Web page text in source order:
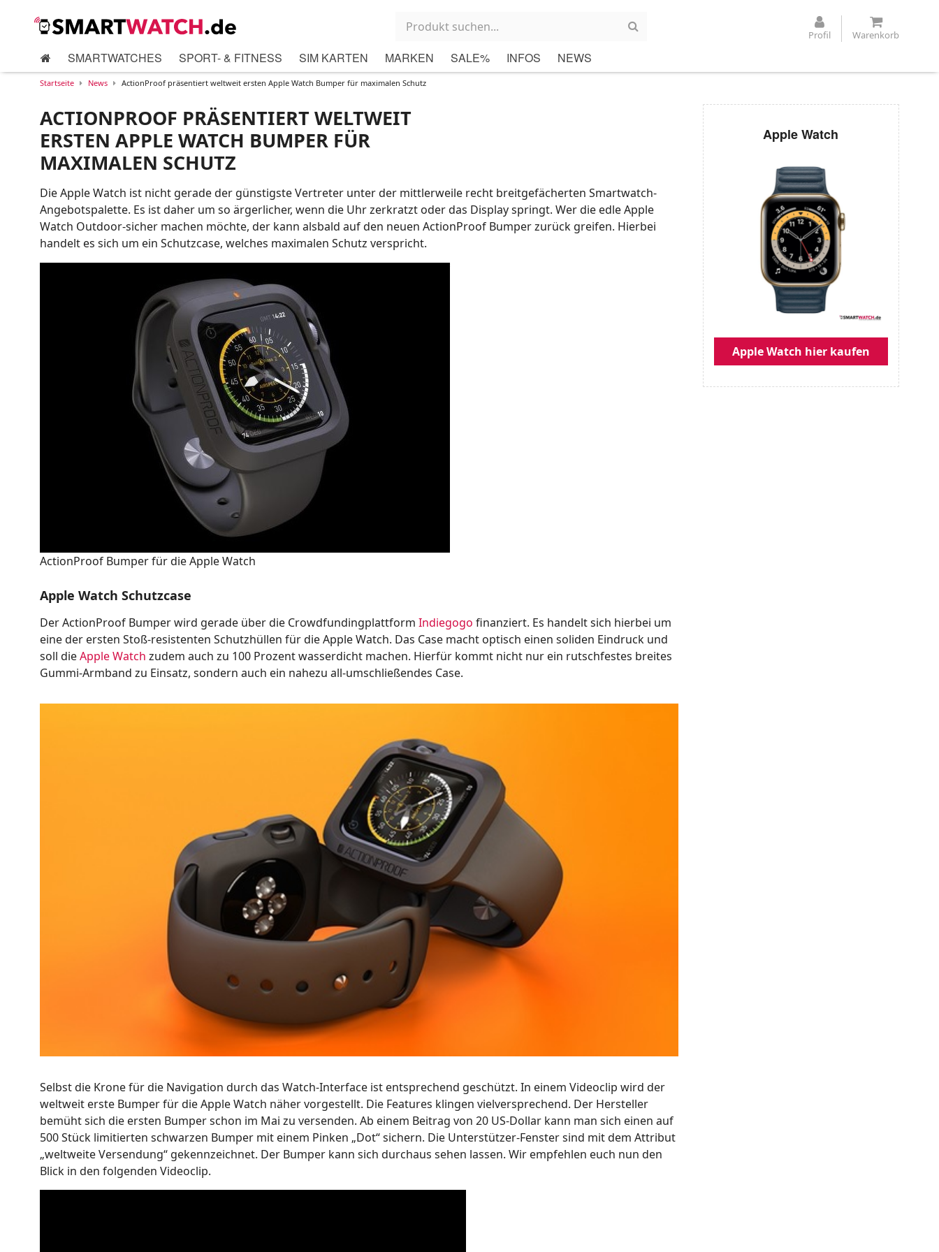
Profil Warenkorb
SMARTWATCHES SPORT- & FITNESS SIM KARTEN MARKEN SALE% INFOS NEWS
Startseite News ActionProof präsentiert weltweit ersten Apple Watch Bumper für maximalen Schutz
ACTIONPROOF PRÄSENTIERT WELTWEIT
ERSTEN APPLE WATCH BUMPER FÜR
MAXIMALEN SCHUTZ
Die Apple Watch ist nicht gerade der günstigste Vertreter unter der mittlerweile recht breitgefächerten Smartwatch-
Angebotspalette. Es ist daher um so ärgerlicher, wenn die Uhr zerkratzt oder das Display springt. Wer die edle Apple
Watch Outdoor-sicher machen möchte, der kann alsbald auf den neuen ActionProof Bumper zurück greifen. Hierbei
handelt es sich um ein Schutzcase, welches maximalen Schutz verspricht.
ActionProof Bumper für die Apple Watch
Apple Watch Schutzcase
Der ActionProof Bumper wird gerade über die Crowdfundingplattform Indiegogo finanziert. Es handelt sich hierbei um
eine der ersten Stoß-resistenten Schutzhüllen für die Apple Watch. Das Case macht optisch einen soliden Eindruck und
soll dieApple Watch zudem auch zu 100 Prozent wasserdicht machen. Hierfür kommt nicht nur ein rutschfestes breites
Gummi-Armband zu Einsatz, sondern auch ein nahezu all-umschließendes Case.
Selbst die Krone für die Navigation durch das Watch-Interface ist entsprechend geschützt. In einem Videoclip wird der
weltweit erste Bumper für die Apple Watch näher vorgestellt. Die Features klingen vielversprechend. Der Hersteller
bemüht sich die ersten Bumper schon im Mai zu versenden. Ab einem Beitrag von 20 US-Dollar kann man sich einen auf
500 Stück limitierten schwarzen Bumper mit einem Pinken „Dot“ sichern. Die Unterstützer-Fenster sind mit dem Attribut
„weltweite Versendung“ gekennzeichnet. Der Bumper kann sich durchaus sehen lassen. Wir empfehlen euch nun den
Blick in den folgenden Videoclip.
Apple Watch
Apple Watch hier kaufen